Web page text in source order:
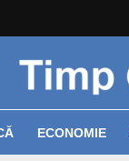
ECONOMIE